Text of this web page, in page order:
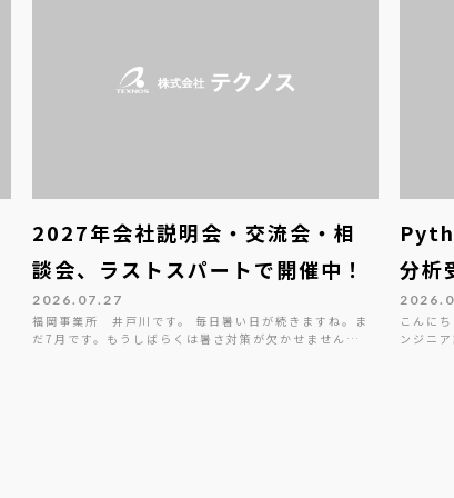
2027年会社説明会・交流会・相
談会、ラストスパートで開催中！
2026.07.27
福岡事業所 井戸川です。 毎日暑い日が続きますね。ま
だ7月です。もうしばらくは暑さ対策が欠かせません…
分析
こんに
ンジニ